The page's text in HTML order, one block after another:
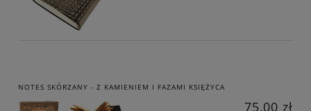
NOTES SKÓRZANY - Z KAMIENIEM I FAZAMI KSIĘŻYCA
75,00 zł